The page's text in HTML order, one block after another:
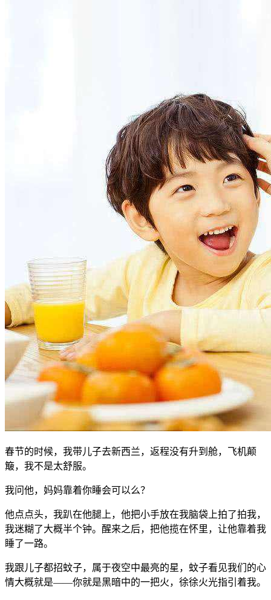
春节的时候，我带儿子去新西兰，返程没有升到舱，飞机颠
簸，我不是太舒服。
我问他，妈妈靠着你睡会可以么？
他点点头，我趴在他腿上，他把小手放在我脑袋上拍了拍我，
我迷糊了大概半个钟。醒来之后，把他揽在怀里，让他靠着我
睡了一路。
我跟儿子都招蚊子，属于夜空中最亮的星，蚊子看见我们的心
情大概就是——你就是黑暗中的一把火，徐徐火光指引着我。